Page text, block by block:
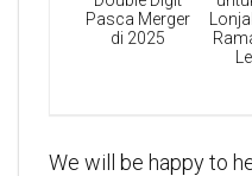
Pasca Merger
di 2025
We will be happy to